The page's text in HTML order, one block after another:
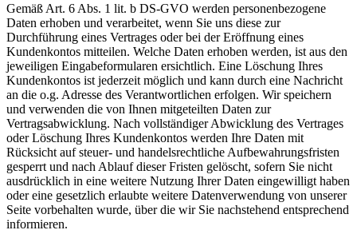
Gemäß Art. 6 Abs. 1 lit. b DS-GVO werden personenbezogene
Daten erhoben und verarbeitet, wenn Sie uns diese zur
Durchführung eines Vertrages oder bei der Eröffnung eines
Kundenkontos mitteilen. Welche Daten erhoben werden, ist aus den
jeweiligen Eingabeformularen ersichtlich. Eine Löschung Ihres
Kundenkontos ist jederzeit möglich und kann durch eine Nachricht
an die o.g. Adresse des Verantwortlichen erfolgen. Wir speichern
und verwenden die von Ihnen mitgeteilten Daten zur
Vertragsabwicklung. Nach vollständiger Abwicklung des Vertrages
oder Löschung Ihres Kundenkontos werden Ihre Daten mit
Rücksicht auf steuer- und handelsrechtliche Aufbewahrungsfristen
gesperrt und nach Ablauf dieser Fristen gelöscht, sofern Sie nicht
ausdrücklich in eine weitere Nutzung Ihrer Daten eingewilligt haben
oder eine gesetzlich erlaubte weitere Datenverwendung von unserer
Seite vorbehalten wurde, über die wir Sie nachstehend entsprechend
informieren.